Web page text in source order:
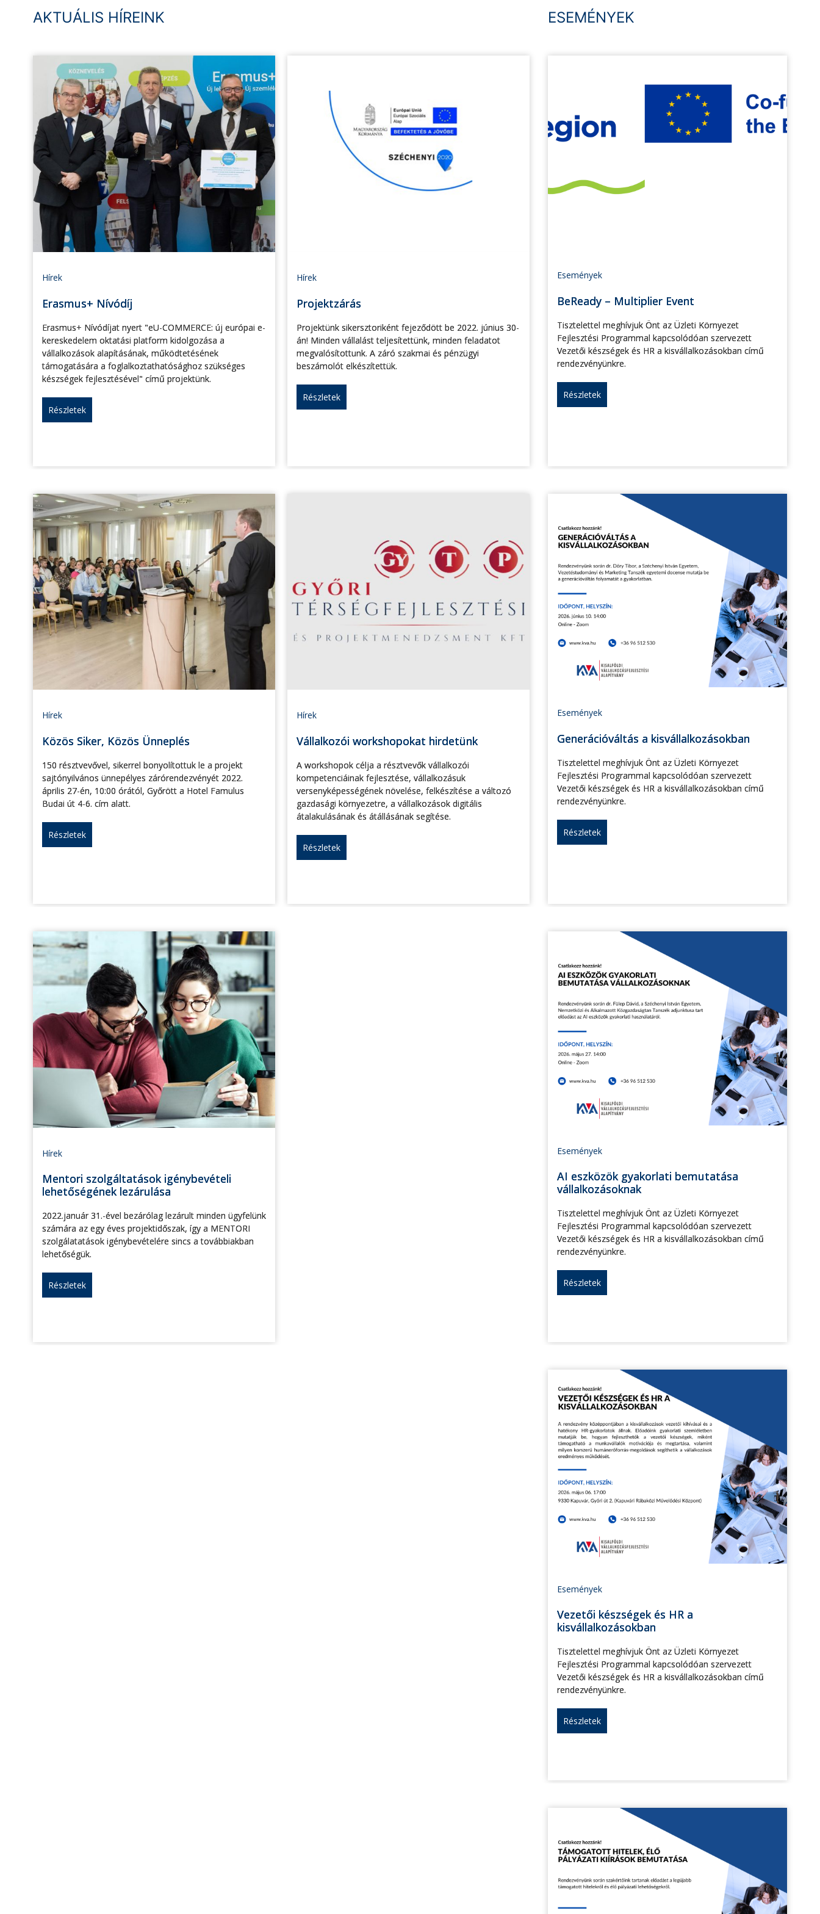
AKTUÁLIS HÍREINK
Hírek
Erasmus+ Nívódíj
Erasmus+ Nívódíjat nyert "eU-COMMERCE: új európai e-
kereskedelem oktatási platform kidolgozása a
vállalkozások alapításának, működtetésének
támogatására a foglalkoztathatósághoz szükséges
készségek fejlesztésével" című projektünk.
Részletek
Hírek
Projektzárás
Projektünk sikersztoriként fejeződött be 2022. június 30-
án! Minden vállalást teljesítettünk, minden feladatot
megvalósítottunk. A záró szakmai és pénzügyi
beszámolót elkészítettük.
Részletek
Hírek
Közös Siker, Közös Ünneplés
150 résztvevővel, sikerrel bonyolítottuk le a projekt
sajtónyilvános ünnepélyes zárórendezvényét 2022.
április 27-én, 10:00 órától, Győrött a Hotel Famulus
Budai út 4-6. cím alatt.
Részletek
Hírek
Vállalkozói workshopokat hirdetünk
A workshopok célja a résztvevők vállalkozói
kompetenciáinak fejlesztése, vállalkozásuk
versenyképességének növelése, felkészítése a változó
gazdasági környezetre, a vállalkozások digitális
átalakulásának és átállásának segítése.
Részletek
Hírek
Mentori szolgáltatások igénybevételi
lehetőségének lezárulása
2022.január 31.-ével bezárólag lezárult minden ügyfelünk
számára az egy éves projektidőszak, így a MENTORI
szolgálatatások igénybevételére sincs a továbbiakban
lehetőségük.
Részletek
ESEMÉNYEK
Események
BeReady – Multiplier Event
Tisztelettel meghívjuk Önt az Üzleti Környezet
Fejlesztési Programmal kapcsolódóan szervezett
Vezetői készségek és HR a kisvállalkozásokban című
rendezvényünkre.
Részletek
Események
Generációváltás a kisvállalkozásokban
Tisztelettel meghívjuk Önt az Üzleti Környezet
Fejlesztési Programmal kapcsolódóan szervezett
Vezetői készségek és HR a kisvállalkozásokban című
rendezvényünkre.
Részletek
Események
AI eszközök gyakorlati bemutatása
vállalkozásoknak
Tisztelettel meghívjuk Önt az Üzleti Környezet
Fejlesztési Programmal kapcsolódóan szervezett
Vezetői készségek és HR a kisvállalkozásokban című
rendezvényünkre.
Részletek
Események
Vezetői készségek és HR a
kisvállalkozásokban
Tisztelettel meghívjuk Önt az Üzleti Környezet
Fejlesztési Programmal kapcsolódóan szervezett
Vezetői készségek és HR a kisvállalkozásokban című
rendezvényünkre.
Részletek